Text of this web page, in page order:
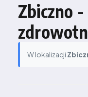
Zbiczno
W lokalizacji